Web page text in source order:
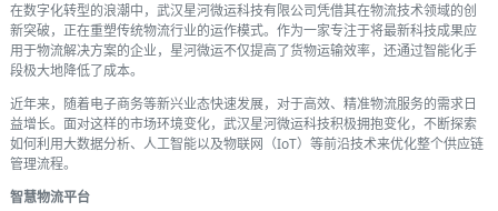
在数字化转型的浪潮中，武汉星河微运科技有限公司凭借其在物流技术领域的创
新突破，正在重塑传统物流行业的运作模式。作为一家专注于将最新科技成果应
用于物流解决方案的企业，星河微运不仅提高了货物运输效率，还通过智能化手
段极大地降低了成本。
近年来，随着电子商务等新兴业态快速发展，对于高效、精准物流服务的需求日
益增长。面对这样的市场环境变化，武汉星河微运科技积极拥抱变化，不断探索
如何利用大数据分析、人工智能以及物联网（IoT）等前沿技术来优化整个供应链
管理流程。
智慧物流平台